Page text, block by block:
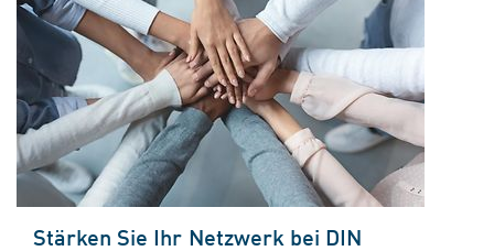
Stärken Sie Ihr Netzwerk bei DIN